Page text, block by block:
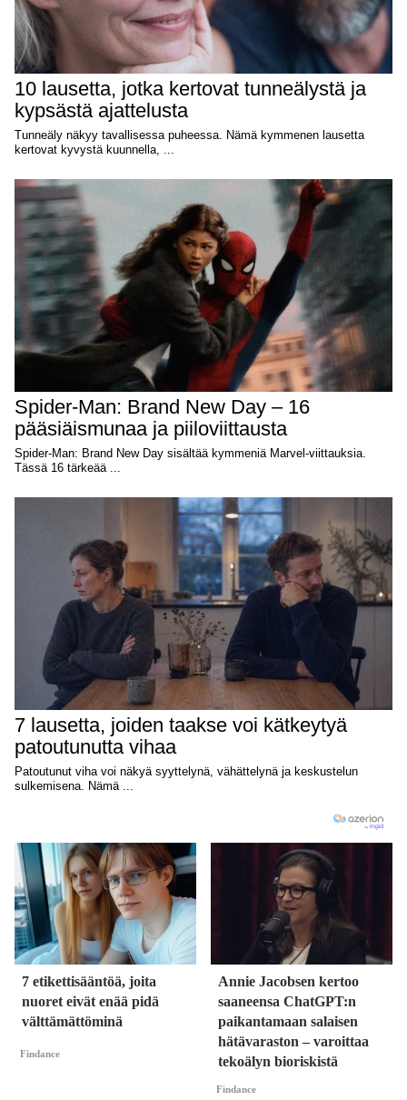
7 etikettisääntöä, joita
nuoret eivät enää pidä
välttämättöminä
Findance
Annie Jacobsen kertoo
saaneensa ChatGPT:n
paikantamaan salaisen
hätävaraston – varoittaa
tekoälyn bioriskistä
Findance